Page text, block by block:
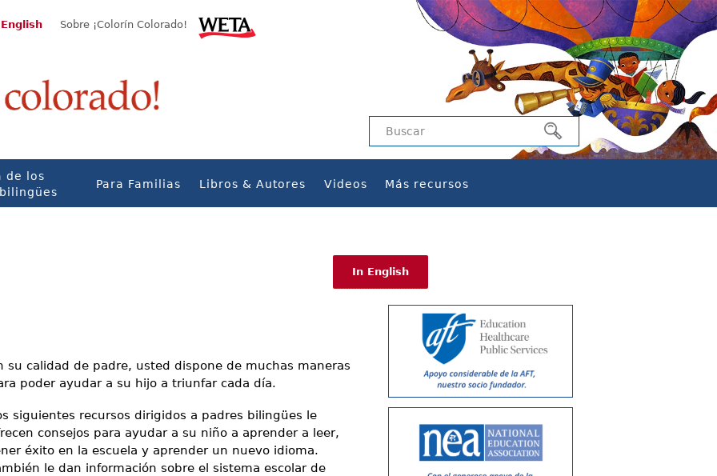
Sobre ¡Colorín Colorado!
de los
Para Familias Libros & Autores Videos Más recursos
In English
su calidad de padre, usted dispone de muchas maneras
poder ayudar a su hijo a triunfar cada día.
siguientes recursos dirigidos a padres bilingües le
consejos para ayudar a su niño a aprender a leer,
éxito en la escuela y aprender un nuevo idioma.
le dan información sobre el sistema escolar de